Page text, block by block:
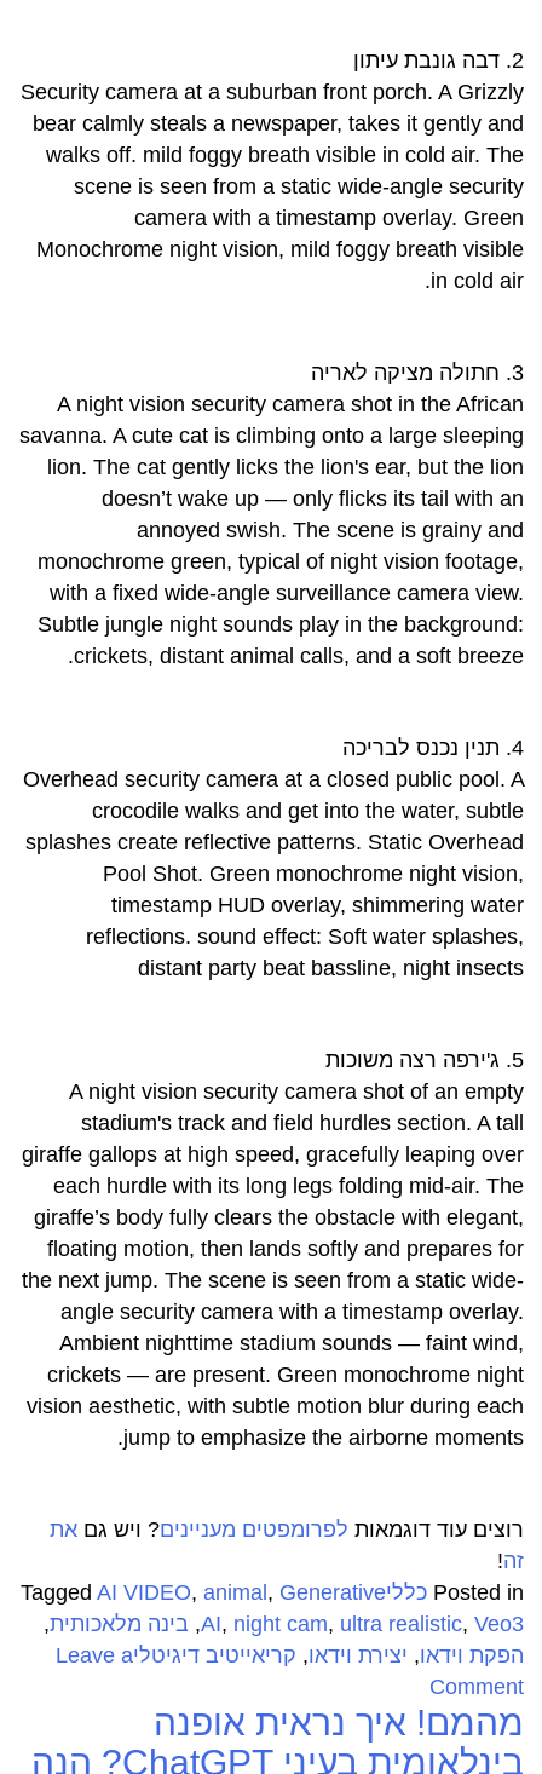
2. דבה גונבת עיתון
Security camera at a suburban front porch. A Grizzly
bear calmly steals a newspaper, takes it gently and
walks off. mild foggy breath visible in cold air. The
scene is seen from a static wide-angle security
camera with a timestamp overlay. Green
Monochrome night vision, mild foggy breath visible
in cold air.
3. חתולה מציקה לאריה
A night vision security camera shot in the African
savanna. A cute cat is climbing onto a large sleeping
lion. The cat gently licks the lion's ear, but the lion
doesn’t wake up — only flicks its tail with an
annoyed swish. The scene is grainy and
monochrome green, typical of night vision footage,
with a fixed wide-angle surveillance camera view.
Subtle jungle night sounds play in the background:
crickets, distant animal calls, and a soft breeze.
4. תנין נכנס לבריכה
Overhead security camera at a closed public pool. A
crocodile walks and get into the water, subtle
splashes create reflective patterns. Static Overhead
Pool Shot. Green monochrome night vision,
timestamp HUD overlay, shimmering water
reflections. sound effect: Soft water splashes,
distant party beat bassline, night insects
5. ג'ירפה רצה משוכות
A night vision security camera shot of an empty
stadium's track and field hurdles section. A tall
giraffe gallops at high speed, gracefully leaping over
each hurdle with its long legs folding mid-air. The
giraffe’s body fully clears the obstacle with elegant,
floating motion, then lands softly and prepares for
the next jump. The scene is seen from a static wide-
angle security camera with a timestamp overlay.
Ambient nighttime stadium sounds — faint wind,
crickets — are present. Green monochrome night
vision aesthetic, with subtle motion blur during each
jump to emphasize the airborne moments.
רוצים עוד דוגמאות לפרומפטים מעניינים? ויש גם את
זה!
Posted in כללי Tagged AI VIDEO, animal , Generative
AI, night cam, ultra realistic, Veo3
, בינה מלאכותית,
הפקת וידאו, יצירת וידאו, קריאייטיב דיגיטליLeave a
Comment
מה
עושות
מהמם! איך נראית אופנה
בינלאומית בעיני ChatGPT? הנה